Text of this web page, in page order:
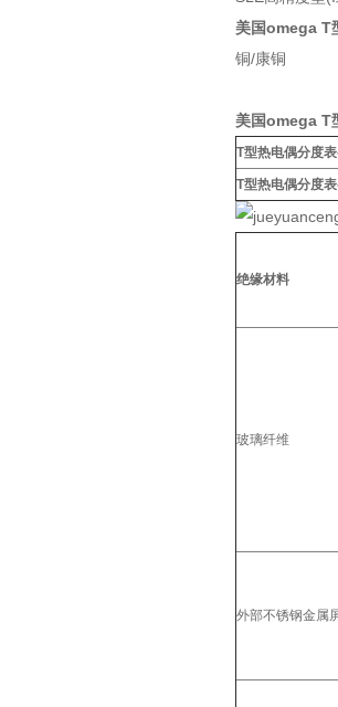
美国omega T
铜/康铜
美国omega T
T型热电偶分度
T型热电偶分度
绝缘材料
玻璃纤维
外部不锈钢金属